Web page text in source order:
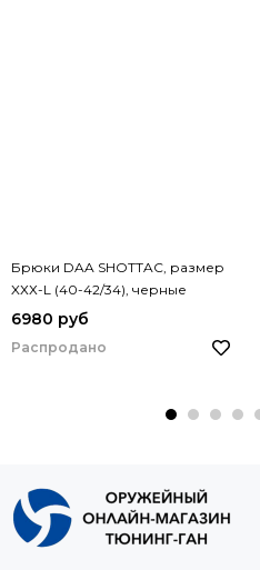
Брюки DAA SHOTTAC, размер
XХХ-L (40-42/34), черные
6980 руб
Распродано